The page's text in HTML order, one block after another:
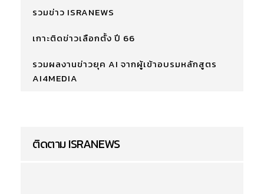
รวมข่าว ISRANEWS
เกาะติดข่าวเลือกตั้ง ปี 66
รวมผลงานข่าวยุค AI จากผู้เข้าอบรมหลักสูตร
AI4MEDIA
ติดตาม ISRANEWS